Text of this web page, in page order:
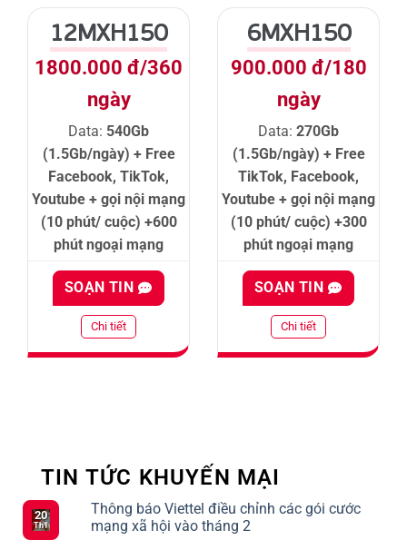
12MXH150
1800.000 đ/360
ngày
Data: 540Gb
(1.5Gb/ngày) + Free
Facebook, TikTok,
Youtube + gọi nội mạng
(10 phút/ cuộc) +600
phút ngoại mạng
SOẠN TIN
Chi tiết
6MXH150
900.000 đ/180
ngày
Data: 270Gb
(1.5Gb/ngày) + Free
TikTok, Facebook,
Youtube + gọi nội mạng
(10 phút/ cuộc) +300
phút ngoại mạng
SOẠN TIN
Chi tiết
TIN TỨC KHUYẾN MẠI
20
Th1
Thông báo Viettel điều chỉnh các gói cước
mạng xã hội vào tháng 2